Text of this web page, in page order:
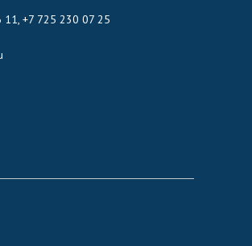
+7 725 230 07 25